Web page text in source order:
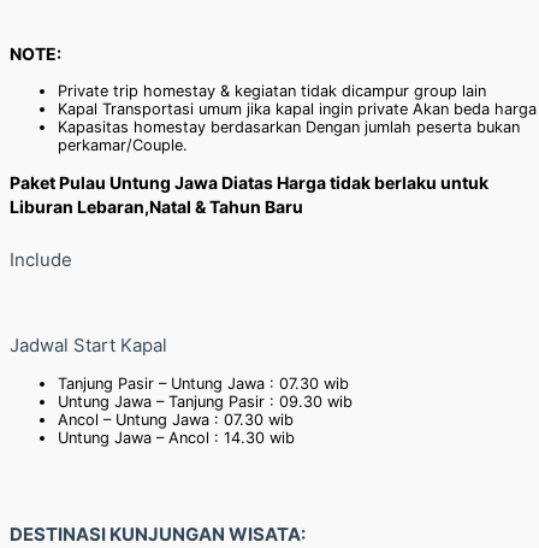
NOTE:
Private trip homestay & kegiatan tidak dicampur group lain
Kapal Transportasi umum jika kapal ingin private Akan beda harga
Kapasitas homestay berdasarkan Dengan jumlah peserta bukan
perkamar/Couple.
Paket Pulau Untung Jawa Diatas Harga tidak berlaku untuk
Liburan Lebaran,Natal & Tahun Baru
Include
Jadwal Start Kapal
Tanjung Pasir – Untung Jawa : 07.30 wib
Untung Jawa – Tanjung Pasir : 09.30 wib
Ancol – Untung Jawa : 07.30 wib
Untung Jawa – Ancol : 14.30 wib
DESTINASI KUNJUNGAN WISATA: